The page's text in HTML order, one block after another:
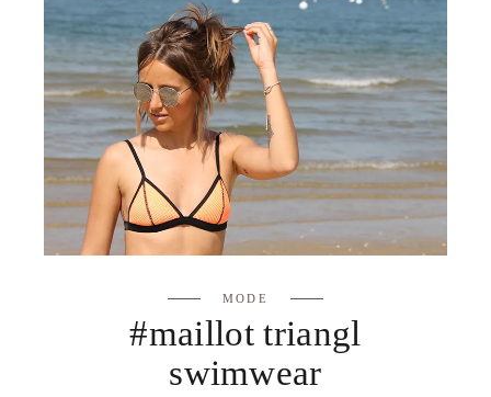
MODE
#maillot triangl
swimwear